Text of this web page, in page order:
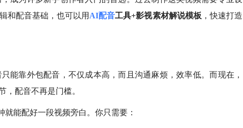
和配音基础，也可以用 AI配音工具+影视素材解说模板 ，快速打造
能靠外包配音，不仅成本高，而且沟通麻烦，效率低。而现在，
，配音不再是门槛。
能配好一段视频旁白。你只需要：